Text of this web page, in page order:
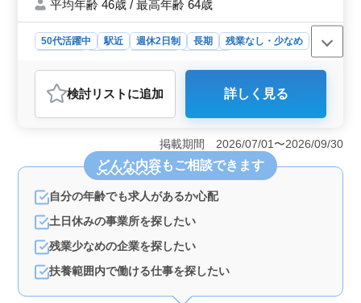
務歓迎 ベテランさん優遇致します◎お気軽
にご応募下さい！
平均年齢 46歳 / 最高年齢 64歳
50代活躍中 駅近 週休2日制 長期
残業なし・少なめ
医療事務・受付
おすすめポイント
＜病院での医療事務募集の特徴＞ 埼玉県富士見市西み
ずほ台に位置する病院で、医療事務の募集を行っていま
す。経験豊富な方を歓迎し、中高年の方も活躍していま
す。駅から徒歩5分の好立地で、通勤も便利です。 ＜
働きやすい環境＞ 通勤手当の支給もあり、経済的な面
でもサポートが充実しているのが魅力です。土曜日は午
前中のみの勤務で、休憩時間も充実しています。変形労
働時間制を採用し、働きやすい環境です。 ＜会社情
報＞ 医療事務業務を行う企業で、平均年齢は46歳で
ポートしています。経験豊富なスタッフとともに成長で
検討リスト に追加 詳しく見る
掲載期間 2026/07/01〜2026/09/30
どんな内容もご相談できます
自分の年齢でも求人があるか心配
土日休みの事業所を探したい
残業少なめの企業を探したい
扶養範囲内で働ける仕事を探したい